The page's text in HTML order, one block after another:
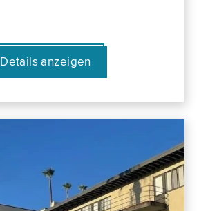
Details anzeigen